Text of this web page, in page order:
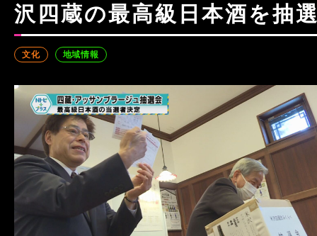
沢四蔵の最高級日本酒を抽
文化 地域情報